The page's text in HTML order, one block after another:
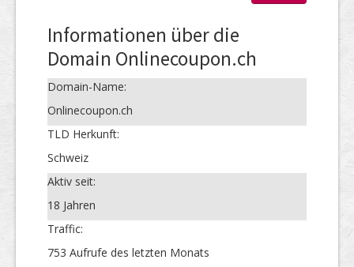
Informationen über die
Domain Onlinecoupon.ch
Domain-Name:
Onlinecoupon.ch
TLD Herkunft:
Schweiz
Aktiv seit:
18 Jahren
Traffic:
753 Aufrufe des letzten Monats